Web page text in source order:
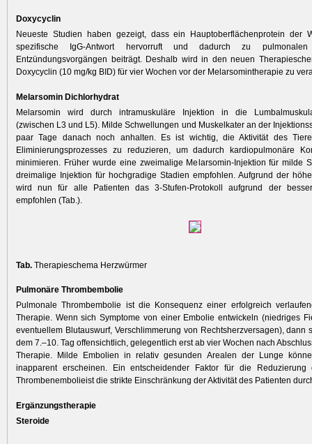
Doxycyclin
Neueste Studien haben gezeigt, dass ein Hauptoberflächenprotein der
spezifische IgG-Antwort hervorruft und dadurch zu
Entzündungsvorgängen beiträgt. Deshalb wird in den neuen
Doxycyclin (10 mg/kg BID) für vier Wochen vor der Melarsomintherapie zu
Melarsomin Dichlorhydrat
Melarsomin wird durch intramuskuläre ­Injektion in die
(zwischen L3 und L5). Milde Schwellungen und Muskelkater an der
paar Tage danach noch anhalten. Es ist wichtig, die Aktivität des
Eliminierungsprozesses zu reduzieren, um dadurch kardiopulmonäre
minimieren. Früher wurde eine zweimalige Melarsomin-Injektion für milde
dreimalige Injektion für hochgradige Stadien empfohlen. Aufgrund der
wird nun für alle Patienten das 3-Stufen-Protokoll aufgrund der
empfohlen (Tab.).
Tab. Therapieschema Herzwürmer
Pulmonäre Thrombembolie
Pulmonale Thrombembolie ist die Konsequenz einer erfolgreich
Therapie. Wenn sich Symptome von einer Embolie entwickeln (niedriges
eventuellem Blutauswurf, Verschlimmerung von Rechtsherzversagen), dann
dem 7.–10. Tag offensichtlich, gelegentlich erst ab vier Wochen nach
Therapie. Milde Embolien in relativ gesunden Arealen der Lunge
inapparent erscheinen. Ein entscheidender Faktor für die
Thrombenembolieist die strikte Einschränkung der Aktivität des Patienten
Ergänzungstherapie
Steroide